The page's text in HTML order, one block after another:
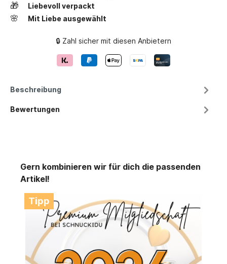
🎁 Liebevoll verpackt
🌸 Mit Liebe ausgewählt
🔒 Zahl sicher mit diesen Anbietern
Beschreibung
Bewertungen
Gern kombinieren wir für dich die passenden
Artikel!
Tipp